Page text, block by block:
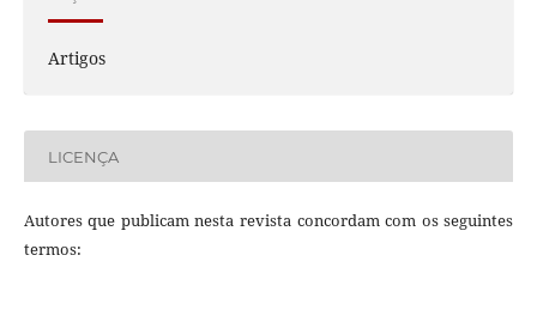
Artigos
LICENÇA
Autores que publicam nesta revista concordam com os seguintes
termos: